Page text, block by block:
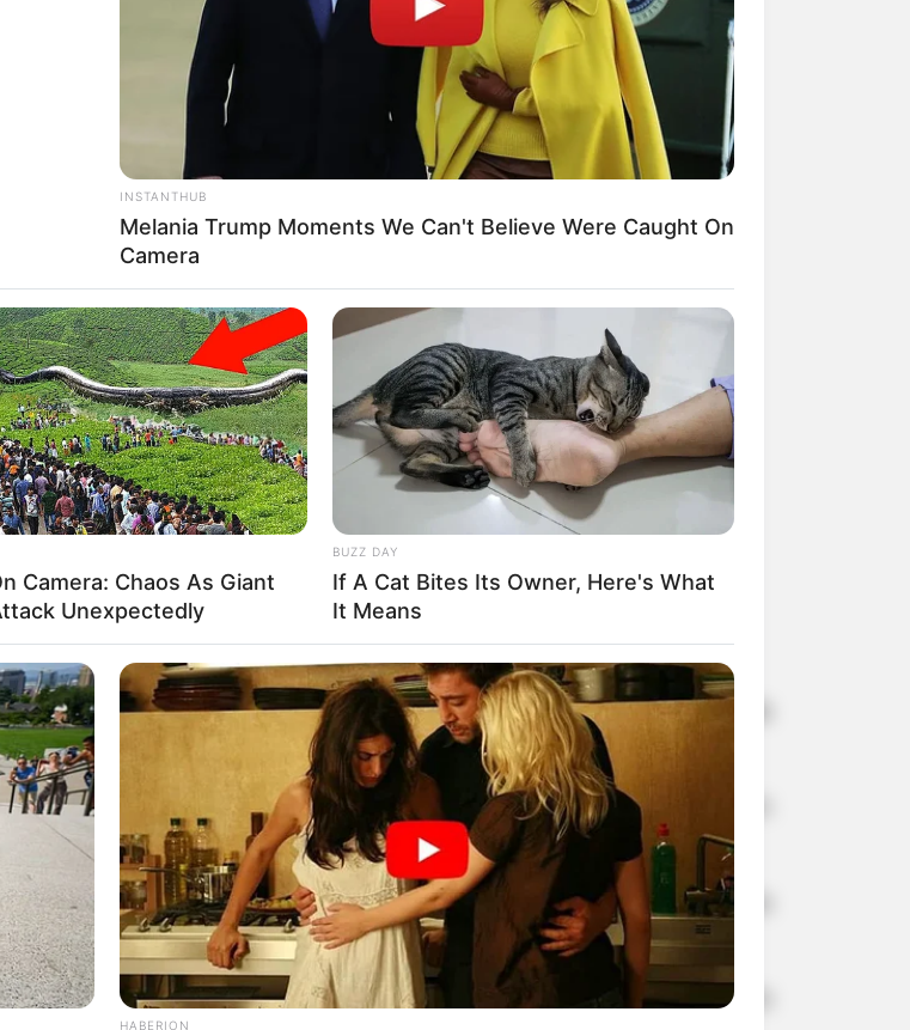
o condutor não tinha Carteira Nacional de Habilitação
Impacto", a equipe do policiamento rodoviário de Assis foi acionada
sexta-feira na SPA 442/266 km 4,500, Rodovia Benedito Pires com
que pneu traseiro da moto estourou, vindo o condutor a sofrer uma
constataram que o condutor da motocicleta não tem Carteira
INSTANTHUB
Melania Trump Moments We Can't Believe Were Caught On
Camera
Camera: Chaos As Giant
Unexpectedly
BUZZ DAY
If A Cat Bites Its Owner, Here's What
It Means
HABERION